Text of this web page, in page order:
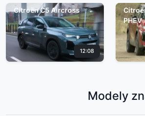
Citroën C5 Aircross
12:08
PHEV
Modely